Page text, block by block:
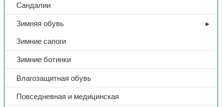
Сандалии
Зимняя обувь
Зимние сапоги
Зимние ботинки
Влагозащитная обувь
Повседневная и медицинская